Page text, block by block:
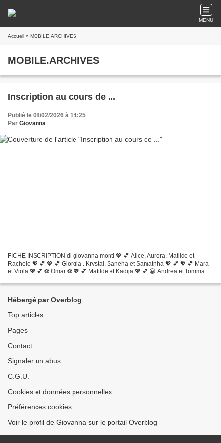
MENU
Accueil » MOBILE.ARCHIVES
MOBILE.ARCHIVES
Inscription au cours de ...
Publié le 08/02/2026 à 14:25
Par Giovanna
FICHE INSCRIPTION di giovanna monti 💖 💕 Alice, Aurora, Matilde et
Rachele 💖 💕 💖 💕 Giorgia , Krystal, Saneha et Samatnha 💖 💕 💖 💕 Mara
et Viola 💖 💕 ⚽ Omar ⚽ 💖 💕 Matilde et Kadija 💖 💕 😀 Andrea et Tommaso
Hébergé par Overblog
Top articles
Pages
Contact
Signaler un abus
C.G.U.
Cookies et données personnelles
Préférences cookies
Voir le profil de Giovanna sur le portail Overblog